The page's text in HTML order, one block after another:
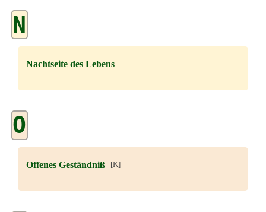
N
Nachtseite des Lebens
O
Offenes Geständniß[K]